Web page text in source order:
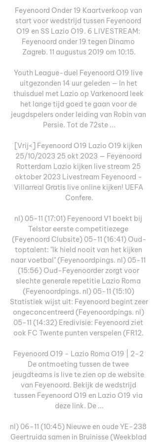
Feyenoord Onder 19 Kaartverkoop van
start voor wedstrijd tussen Feyenoord
O19 en SS Lazio O19. 6 LIVESTREAM:
Feyenoord onder 19 tegen Dinamo
Zagreb. 11 augustus 2019 om 10:15.
Youth League-duel Feyenoord O19 live
uitgezonden 14 uur geleden — In het
thuisduel met Lazio op Varkenoord leek
het lange tijd goed te gaan voor de
jeugdspelers onder leiding van Robin van
Persie. Tot de 72ste ...
[Vrij<] Feyenoord O19 Lazio O19 kijken
25/10/2023 25 okt 2023 — Feyenoord
Rotterdam Lazio kijken live stream 25
oktober 2023 Livestream Feyenoord -
Villarreal Gratis live online kijken! UEFA
Confere.
nl) 05-11 (17:01) Feyenoord V1 boekt bij
Telstar eerste competitiezege
(Feyenoord Clubsite) 05-11 (16:41) Oud-
toptalent: "Ik hield nooit van het kijken
naar voetbal" (Feyenoordpings. nl) 05-11
(15:56) Oud-Feyenoorder zorgt voor
slechte generale repetitie Lazio Roma
(Feyenoordpings. nl) 05-11 (15:10)
Statistiek wijst uit: Feyenoord begint zeer
ongeconcentreerd (Feyenoordpings. nl)
05-11 (14:32) Eredivisie: Feyenoord ziet
ook FC Twente punten verspelen (FR12.
Feyenoord O19 - Lazio Roma O19 | 2-2
De ontmoeting tussen de twee
jeugdteams is live te zien op de website
van Feyenoord. Bekijk de wedstrijd
tussen Feyenoord O19 en Lazio O19 via
deze link. De ...
nl) 06-11 (10:45) Nieuwe en oude YE-238
Geertruida samen in Bruinisse (Weekblad